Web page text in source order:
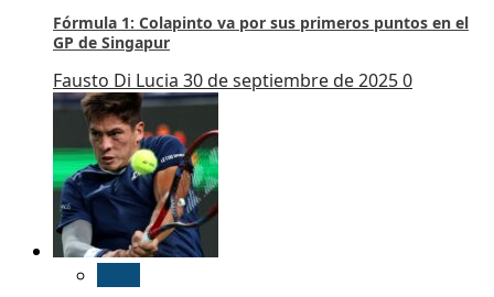
Fórmula 1: Colapinto va por sus primeros puntos en el
GP de Singapur
Fausto Di Lucia 30 de septiembre de 20250